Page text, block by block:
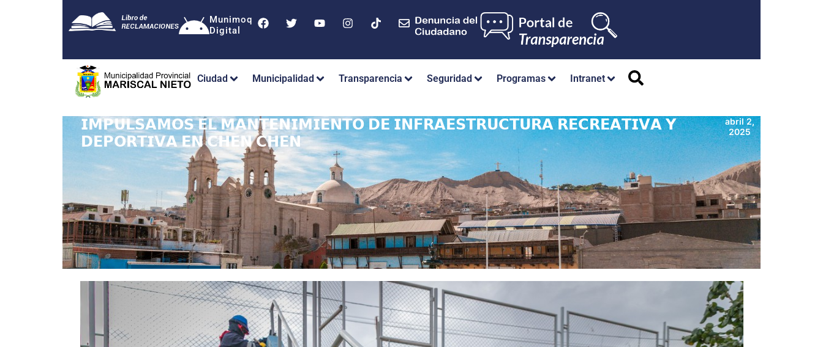
Munimoq
Digital
Ciudad Municipalidad Transparencia Seguridad Programas Intranet
𝗜𝗠𝗣𝗨𝗟𝗦𝗔𝗠𝗢𝗦 𝗘𝗟 𝗠𝗔𝗡𝗧𝗘𝗡𝗜𝗠𝗜𝗘𝗡𝗧𝗢 𝗗𝗘 𝗜𝗡𝗙𝗥𝗔𝗘𝗦𝗧𝗥𝗨𝗖𝗧𝗨𝗥𝗔 𝗥𝗘𝗖𝗥𝗘𝗔𝗧𝗜𝗩𝗔 𝗬
𝗗𝗘𝗣𝗢𝗥𝗧𝗜𝗩𝗔 𝗘𝗡 𝗖𝗛𝗘𝗡 𝗖𝗛𝗘𝗡
abril 2,
2025